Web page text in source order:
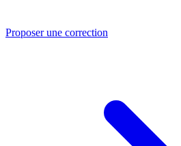
Proposer une correction